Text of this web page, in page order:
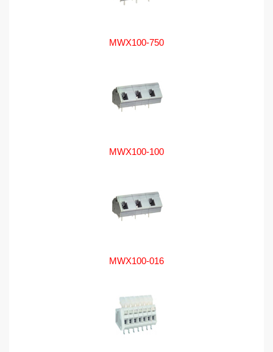
MWX100-750
MWX100-100
MWX100-016